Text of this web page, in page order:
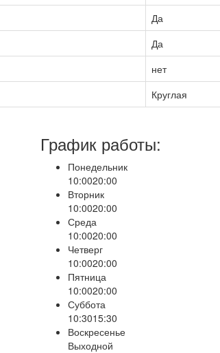
Да
Да
нет
Круглая
График работы:
Понедельник
10:0020:00
Вторник
10:0020:00
Среда
10:0020:00
Четверг
10:0020:00
Пятница
10:0020:00
Суббота
10:3015:30
Воскресенье
Выходной